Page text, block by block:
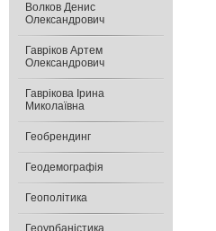
Волков Денис
Олександрович
Гавріков Артем
Олександрович
Гаврікова Ірина
Миколаївна
Геобрендинг
Геодемографія
Геополітика
Геоурбаністика